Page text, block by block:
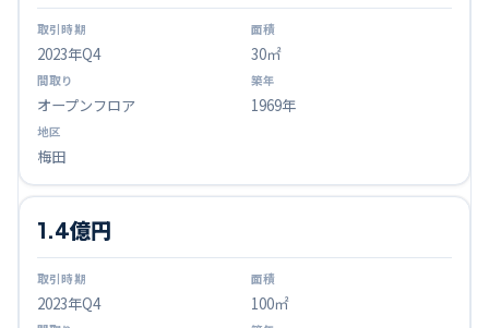
2023年Q4 30㎡
オープンフロア 1969年
梅田
2023年Q4
1.4億円
100㎡